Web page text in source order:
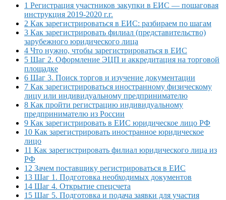
1 Регистрация участников закупки в ЕИС — пошаговая
инструкция 2019-2020 г.г.
2 Как зарегистрироваться в ЕИС: разбираем по шагам
3 Как зарегистрировать филиал (представительство)
зарубежного юридического лица
4 Что нужно, чтобы зарегистрироваться в ЕИС
5 Шаг 2. Оформление ЭЦП и аккредитация на торговой
площадке
6 Шаг 3. Поиск торгов и изучение документации
7 Как зарегистрироваться иностранному физическому
лицу или индивидуальному предпринимателю
8 Как пройти регистрацию индивидуальному
предпринимателю из России
9 Как зарегистрировать в ЕИС юридическое лицо РФ
10 Как зарегистрировать иностранное юридическое
лицо
11 Как зарегистрировать филиал юридического лица из
РФ
12 Зачем поставщику регистрироваться в ЕИС
13 Шаг 1. Подготовка необходимых документов
14 Шаг 4. Открытие спецсчета
15 Шаг 5. Подготовка и подача заявки для участия